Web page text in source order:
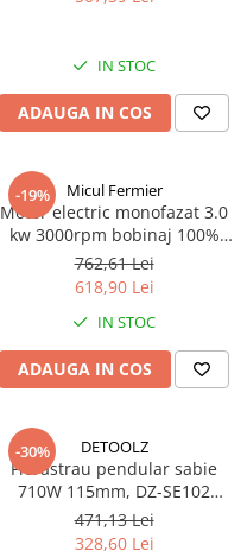
IN STOC
ADAUGA IN COS
-19% Micul Fermier
Motor electric monofazat 3.0
kw 3000rpm bobinaj 100%
cupru TROIAN ROSU
762,61 Lei
618,90 Lei
IN STOC
ADAUGA IN COS
-30% DETOOLZ
Fierastrau pendular sabie
710W 115mm, DZ-SE102
DETOOLZ
471,13 Lei
328,60 Lei